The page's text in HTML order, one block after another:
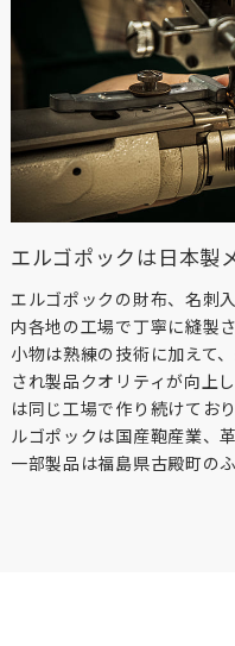
エルゴポックは日本製
エルゴポックの財布、名刺
内各地の工場で丁寧に縫製
小物は熟練の技術に加えて
され製品クオリティが向上
は同じ工場で作り続けてお
ルゴポックは国産鞄産業、
一部製品は福島県古殿町の